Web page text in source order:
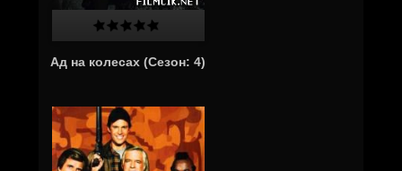
Ад на колесах (Cезон: 4)